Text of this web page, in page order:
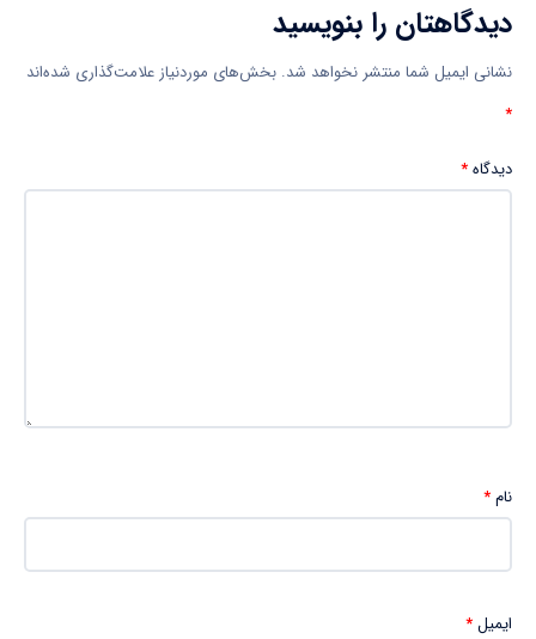
دیدگاهتان را بنویسید
نشانی ایمیل شما منتشر نخواهد شد. بخش‌های موردنیاز علامت‌گذاری شده‌اند
*
دیدگاه*
نام*
ایمیل*